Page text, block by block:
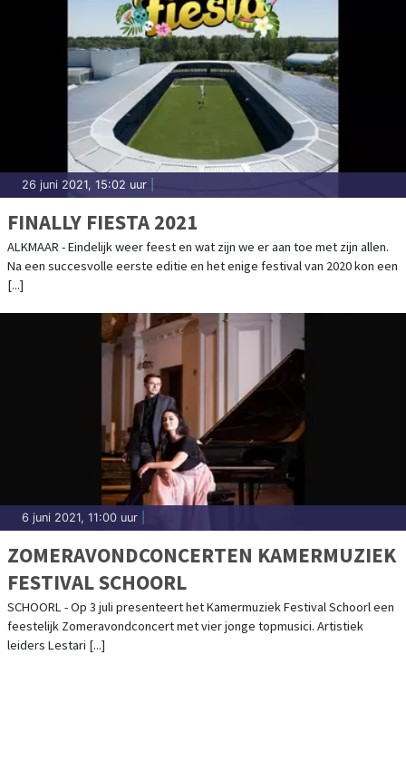
26 juni 2021, 15:02 uur
FINALLY FIESTA 2021
ALKMAAR - Eindelijk weer feest en wat zijn we er aan toe met zijn allen.
Na een succesvolle eerste editie en het enige festival van 2020 kon een
[...]
6 juni 2021, 11:00 uur
ZOMERAVONDCONCERTEN KAMERMUZIEK
FESTIVAL SCHOORL
SCHOORL - Op 3 juli presenteert het Kamermuziek Festival Schoorl een
feestelijk Zomeravondconcert met vier jonge topmusici. Artistiek
leiders Lestari [...]